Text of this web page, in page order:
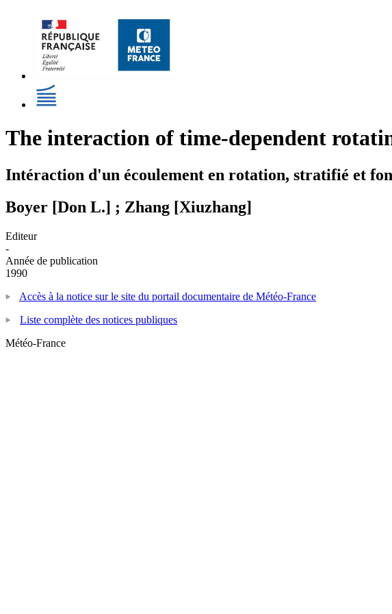
The interaction of time-dependent
Intéraction d'un écoulement en rotation, stratifié et
Boyer [Don L.] ; Zhang [Xiuzhang]
Editeur
-
Année de publication
1990
Accès à la notice sur le site du portail documentaire de Météo-France
Liste complète des notices publiques
Météo-France